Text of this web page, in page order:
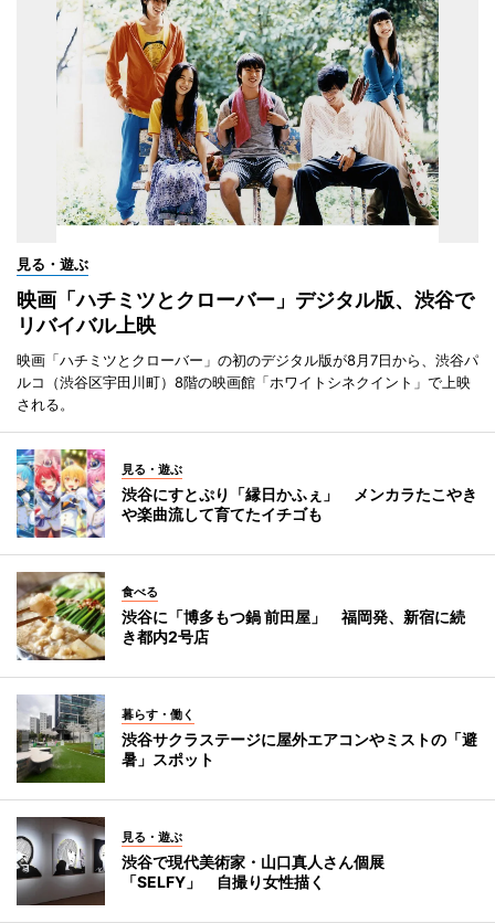
見る・遊ぶ
映画「ハチミツとクローバー」デジタル版、渋谷で
リバイバル上映
映画「ハチミツとクローバー」の初のデジタル版が8月7日から、渋谷パ
ルコ（渋谷区宇田川町）8階の映画館「ホワイトシネクイント」で上映
される。
見る・遊ぶ
渋谷にすとぷり「縁日かふぇ」 メンカラたこやき
や楽曲流して育てたイチゴも
食べる
渋谷に「博多もつ鍋 前田屋」 福岡発、新宿に続
き都内2号店
暮らす・働く
渋谷サクラステージに屋外エアコンやミストの「避
暑」スポット
見る・遊ぶ
渋谷で現代美術家・山口真人さん個展
「SELFY」 自撮り女性描く